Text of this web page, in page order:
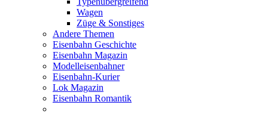
Wagen
Züge & Sonstiges
Andere Themen
Eisenbahn Geschichte
Eisenbahn Magazin
Modelleisenbahner
Eisenbahn-Kurier
Lok Magazin
Eisenbahn Romantik